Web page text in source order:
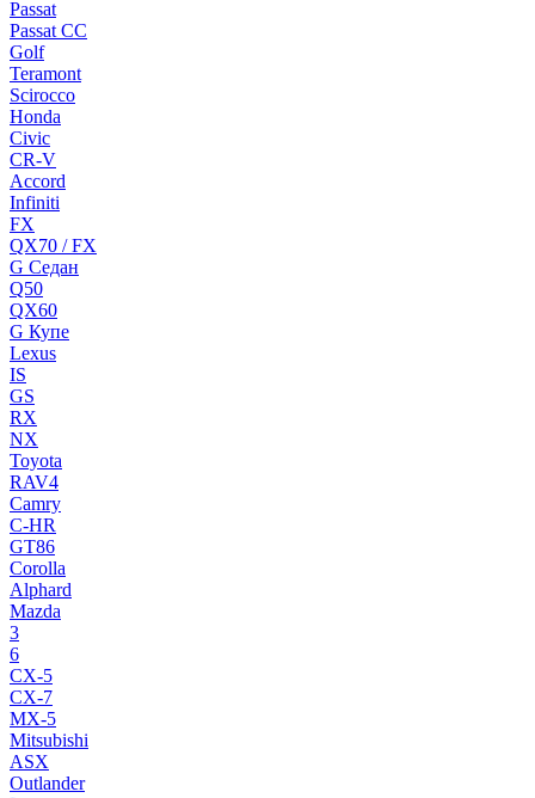
Passat
Passat CC
Golf
Teramont
Scirocco
Honda
Civic
CR-V
Accord
Infiniti
FX
QX70 / FX
G Cедан
Q50
QX60
G Купе
Lexus
IS
GS
RX
NX
Toyota
RAV4
Camry
C-HR
GT86
Corolla
Alphard
Mazda
3
6
CX-5
CX-7
MX-5
Mitsubishi
ASX
Outlander